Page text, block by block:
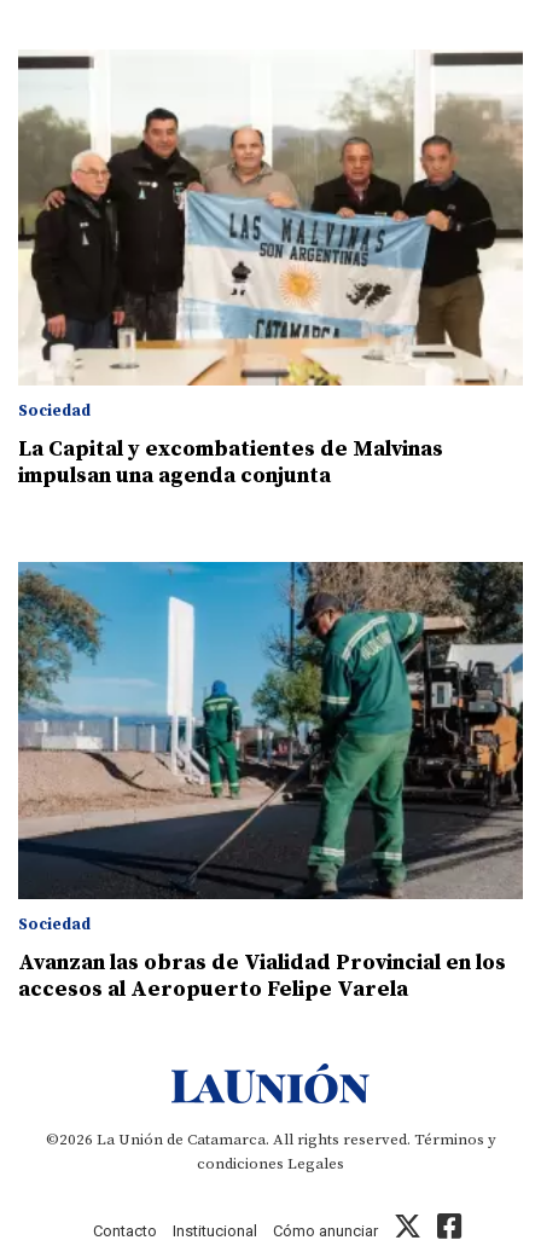
Sociedad
La Capital y excombatientes de Malvinas
impulsan una agenda conjunta
Sociedad
Avanzan las obras de Vialidad Provincial en los
accesos al Aeropuerto Felipe Varela
©2026 La Unión de Catamarca. All rights reserved. Términos y
condiciones Legales
Contacto Institucional Cómo anunciar